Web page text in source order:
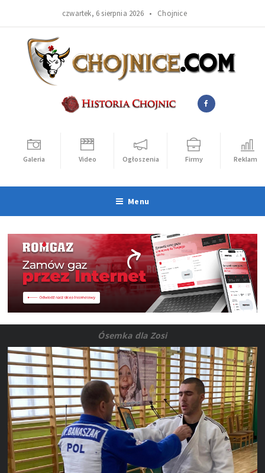
czwartek, 6 sierpnia 2026 • Chojnice
Galeria Video Ogłoszenia Firmy Reklama
Menu
Ósemka dla Zosi